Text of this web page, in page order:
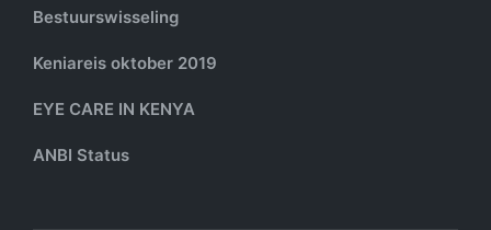
Bestuurswisseling
Keniareis oktober 2019
EYE CARE IN KENYA
ANBI Status